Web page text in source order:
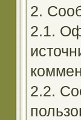
2.
2.1.
2.2.